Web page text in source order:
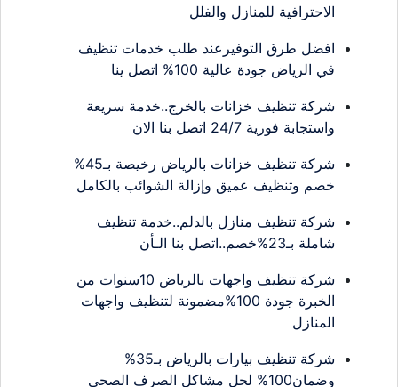
الاحترافية للمنازل والفلل
افضل طرق التوفيرعند طلب خدمات تنظيف
في الرياض جودة عالية 100% اتصل ينا
شركة تنظيف خزانات بالخرج..خدمة سريعة
واستجابة فورية 24/7 اتصل بنا الان
شركة تنظيف خزانات بالرياض رخيصة بـ45%
خصم وتنظيف عميق وإزالة الشوائب بالكامل
شركة تنظيف منازل بالدلم..خدمة تنظيف
شاملة بـ23%خصم..اتصل بنا الـأن
شركة تنظيف واجهات بالرياض 10سنوات من
الخبرة جودة 100%مضمونة لتنظيف واجهات
المنازل
شركة تنظيف بيارات بالرياض بـ35%
وضمان100% لحل مشاكل الصرف الصحي